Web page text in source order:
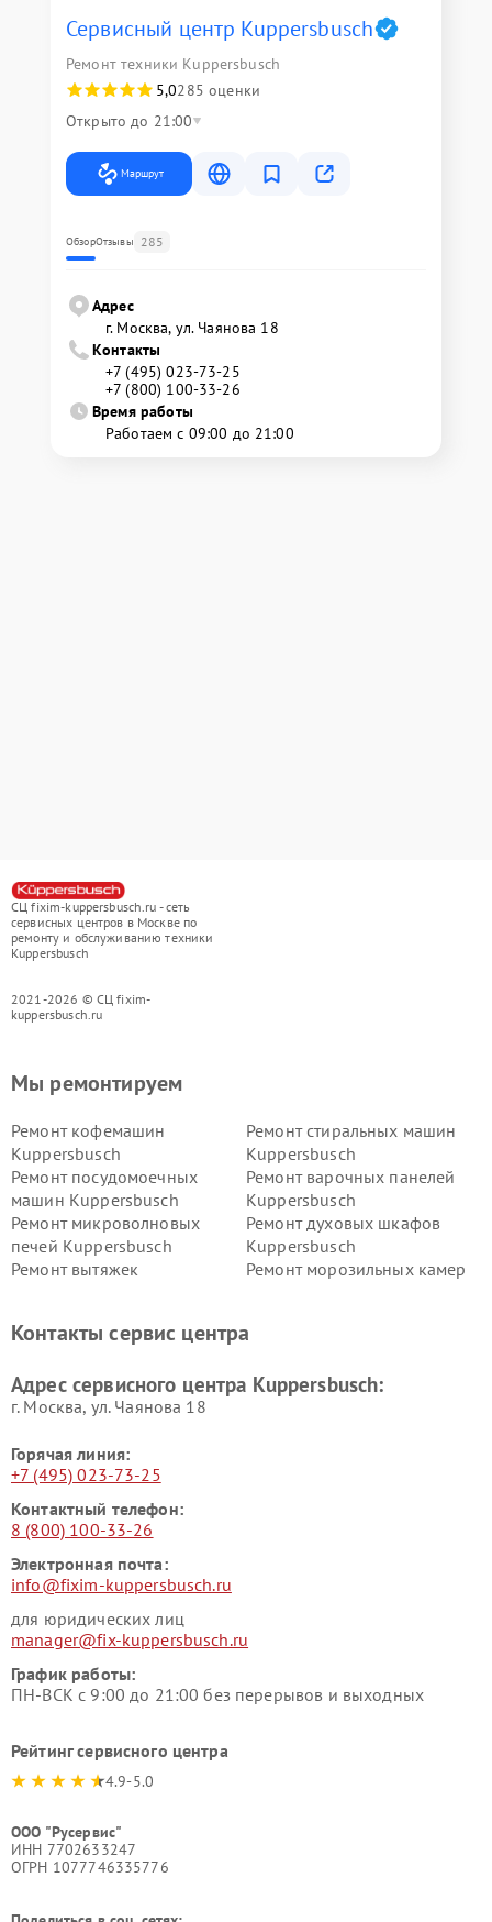
Сервисный центр Kuppersbusch
Ремонт техники Kuppersbusch
5,0285 оценки
Открыто до 21:00
Маршрут
ОбзорОтзывы 285
Адрес
г. Москва, ул. Чаянова 18
Контакты
+7 (495) 023-73-25
+7 (800) 100-33-26
Время работы
Работаем с 09:00 до 21:00
СЦ fixim-kuppersbusch.ru - сеть
сервисных центров в Москве по
ремонту и обслуживанию техники
Kuppersbusch
2021-2026 © СЦ fixim-
kuppersbusch.ru
Мы ремонтируем
Ремонт кофемашин
Kuppersbusch
Ремонт стиральных машин
Kuppersbusch
Ремонт посудомоечных
машин Kuppersbusch
Ремонт варочных панелей
Kuppersbusch
Ремонт микроволновых
печей Kuppersbusch
Ремонт духовых шкафов
Kuppersbusch
Ремонт вытяжек
Ремонт морозильных камер
Kuppersbusch
вакуумных упаковщиков
Ремонт сушильных машин Kuppersbusch
Контакты сервис центра
Адрес сервисного центра Kuppersbusch:
г. Москва, ул. Чаянова 18
Горячая линия:
+7 (495) 023-73-25
Контактный телефон:
8 (800) 100-33-26
Электронная почта:
info@fixim-kuppersbusch.ru
для юридических лиц
manager@fix-kuppersbusch.ru
График работы:
ПН-ВСК с 9:00 до 21:00 без перерывов и выходных
Рейтинг сервисного центра
4.9-5.0
ООО "Русервис"
ИНН 7702633247
ОГРН 1077746335776